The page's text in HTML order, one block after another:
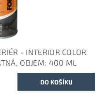
- INTERIOR COLOR
OBJEM: 400 ML